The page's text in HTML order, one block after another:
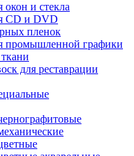
и стекла
CD и DVD
пленок
промышленной графики
для реставрации